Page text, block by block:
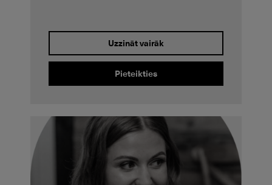
Uzzināt vairāk
Pieteikties